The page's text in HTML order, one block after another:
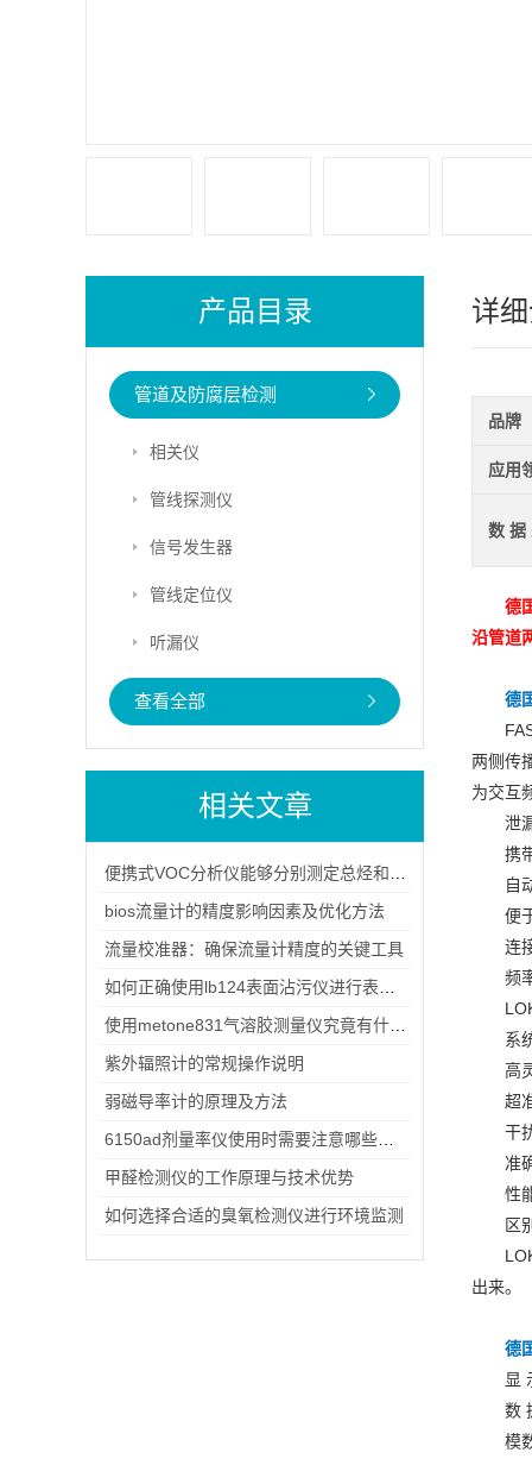
产品目录
管道及防腐层检测
相关仪
管线探测仪
信号发生器
管线定位仪
听漏仪
查看全部
相关文章
bios流量计的精度影响因素及优化方法
流量校准器：确保流量计精度的关键工具
紫外辐照计的常规操作说明
弱磁导率计的原理及方法
甲醛检测仪的工作原理与技术优势
如何选择合适的臭氧检测仪进行环境监测
详
品牌
应用
数 据
德
沿管道
德
两侧传
为交互
泄
携
自
便
连
频
系
高
超
干
准
性
区
出来。
德
显
数
模